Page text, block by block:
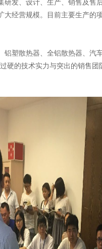
经营规模。目前主要生产的
塑散热器、全铝散热器、汽
的技术实力与突出的销售团